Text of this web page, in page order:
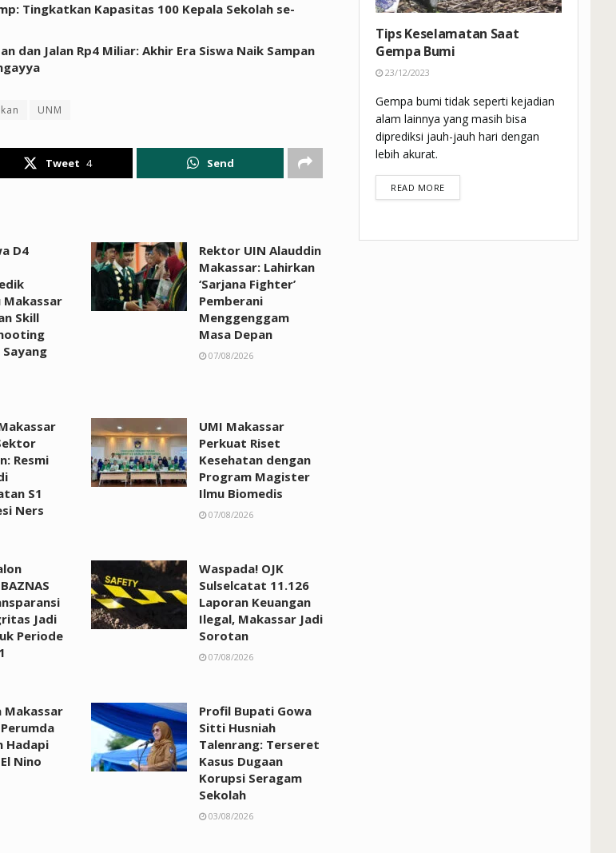
Tingkatkan Kapasitas 100 Kepala Sekolah se-
dan Jalan Rp4 Miliar: Akhir Era Siswa Naik Sampan
UNM
Tweet 4 Send
D4
Makassar
Skill
Sayang
Rektor UIN Alauddin
Makassar: Lahirkan
‘Sarjana Fighter’
Pemberani
Menggenggam
Masa Depan
07/08/2026
Resmi
S1
Ners
UMI Makassar
Perkuat Riset
Kesehatan dengan
Program Magister
Ilmu Biomedis
07/08/2026
Jadi
Periode
Waspada! OJK
Sulselcatat 11.126
Laporan Keuangan
Ilegal, Makassar Jadi
Sorotan
07/08/2026
Makassar
Hadapi
Nino
Profil Bupati Gowa
Sitti Husniah
Talenrang: Terseret
Kasus Dugaan
Korupsi Seragam
Sekolah
03/08/2026
Tips Keselamatan Saat
Gempa Bumi
23/12/2023
Gempa bumi tidak seperti kejadian
alam lainnya yang masih bisa
diprediksi jauh-jauh hari dengan
lebih akurat.
READ MOREDETAILS